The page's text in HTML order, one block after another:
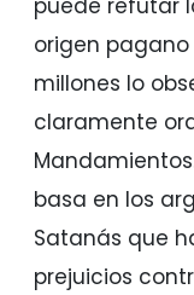
puede refutar
origen
millones lo
claramente
basa en los
Satanás que
prejuicios